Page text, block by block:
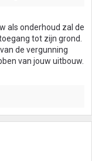
als onderhoud zal de
tot zijn grond.
de vergunning
van jouw uitbouw.